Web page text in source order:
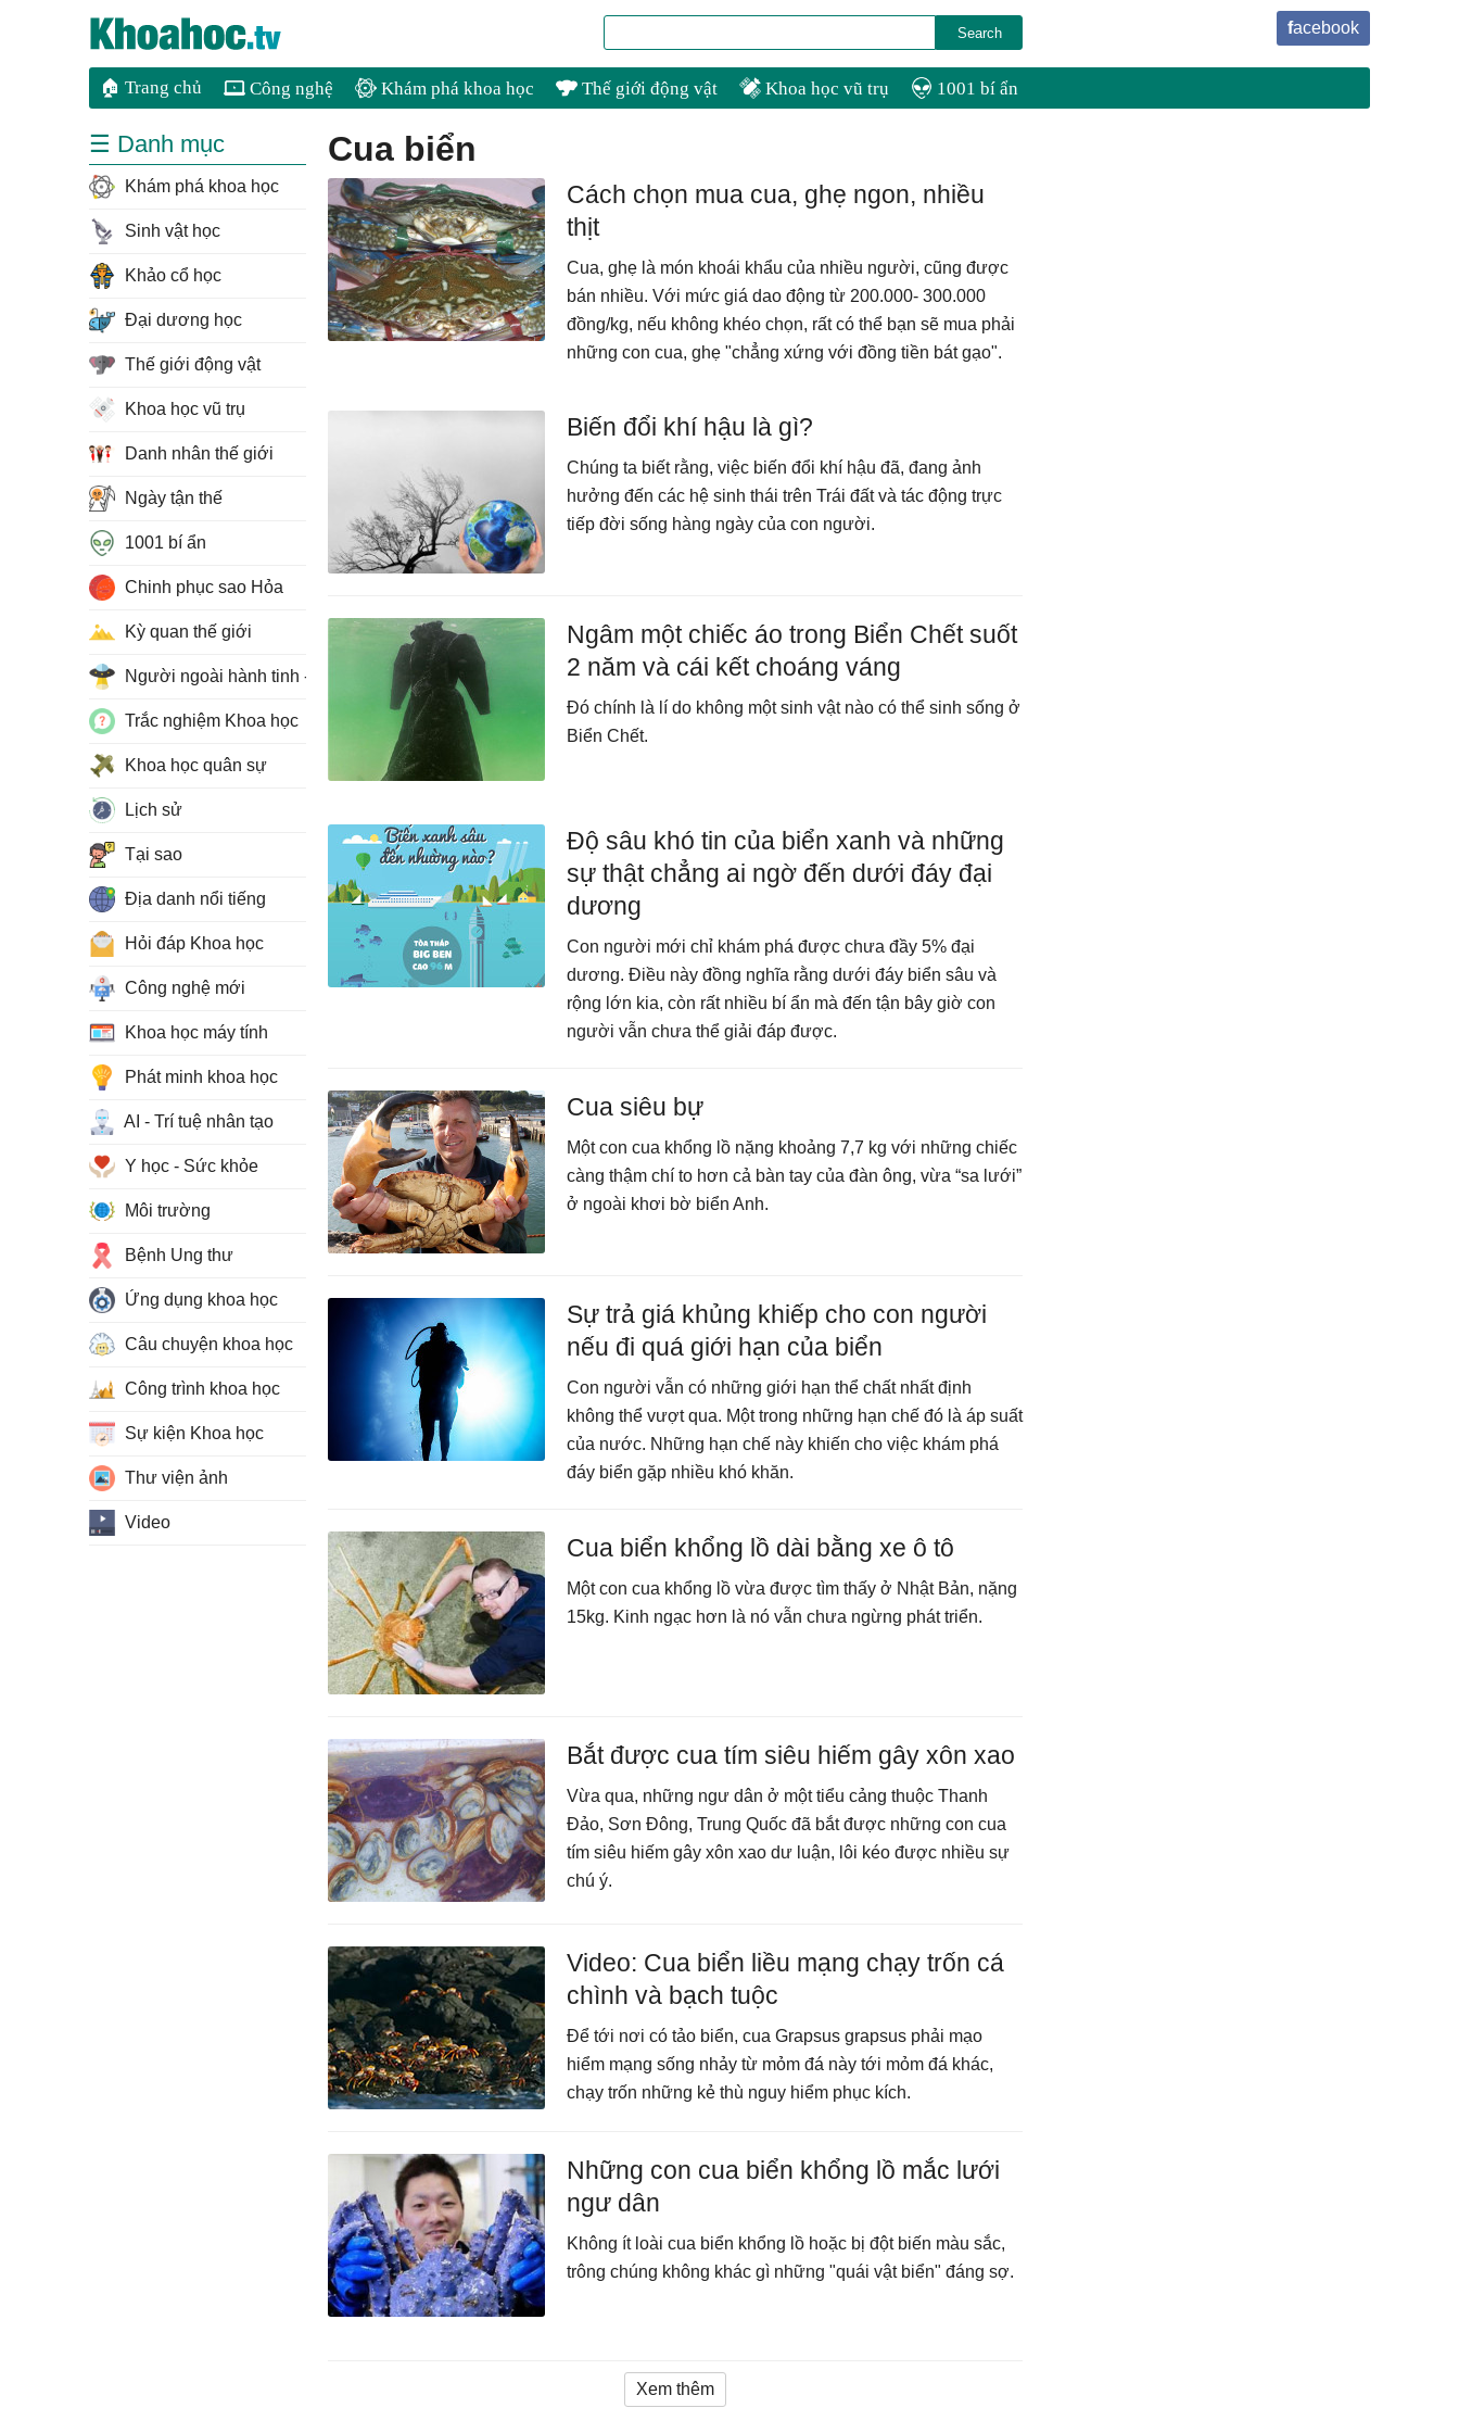
facebook
🏠 Trang chủ Công nghệ Khám phá khoa học Thế giới động vật Khoa học vũ trụ 1001 bí ẩn
cua biển
Cách chọn mua cua, ghẹ ngon, nhiều
thịt
Cua, ghẹ là món khoái khẩu của nhiều người, cũng được
bán nhiều. Với mức giá dao động từ 200.000- 300.000
đồng/kg, nếu không khéo chọn, rất có thể bạn sẽ mua phải
những con cua, ghẹ "chẳng xứng với đồng tiền bát gạo".
Biến đổi khí hậu là gì?
Chúng ta biết rằng, việc biến đổi khí hậu đã, đang ảnh
hưởng đến các hệ sinh thái trên Trái đất và tác động trực
tiếp đời sống hàng ngày của con người.
Ngâm một chiếc áo trong Biển Chết suốt
2 năm và cái kết choáng váng
Đó chính là lí do không một sinh vật nào có thể sinh sống ở
Biển Chết.
Độ sâu khó tin của biển xanh và những
sự thật chẳng ai ngờ đến dưới đáy đại
dương
Con người mới chỉ khám phá được chưa đầy 5% đại
dương. Điều này đồng nghĩa rằng dưới đáy biển sâu và
rộng lớn kia, còn rất nhiều bí ẩn mà đến tận bây giờ con
người vẫn chưa thể giải đáp được.
Cua siêu bự
Một con cua khổng lồ nặng khoảng 7,7 kg với những chiếc
càng thậm chí to hơn cả bàn tay của đàn ông, vừa “sa lưới”
ở ngoài khơi bờ biển Anh.
Sự trả giá khủng khiếp cho con người
nếu đi quá giới hạn của biển
Con người vẫn có những giới hạn thể chất nhất định
không thể vượt qua. Một trong những hạn chế đó là áp suất
của nước. Những hạn chế này khiến cho việc khám phá
đáy biển gặp nhiều khó khăn.
Cua biển khổng lồ dài bằng xe ô tô
Một con cua khổng lồ vừa được tìm thấy ở Nhật Bản, nặng
15kg. Kinh ngạc hơn là nó vẫn chưa ngừng phát triển.
Bắt được cua tím siêu hiếm gây xôn xao
Vừa qua, những ngư dân ở một tiểu cảng thuộc Thanh
Đảo, Sơn Đông, Trung Quốc đã bắt được những con cua
tím siêu hiếm gây xôn xao dư luận, lôi kéo được nhiều sự
chú ý.
Video: Cua biển liều mạng chạy trốn cá
chình và bạch tuộc
Để tới nơi có tảo biển, cua Grapsus grapsus phải mạo
hiểm mạng sống nhảy từ mỏm đá này tới mỏm đá khác,
chạy trốn những kẻ thù nguy hiểm phục kích.
Những con cua biển khổng lồ mắc lưới
ngư dân
Không ít loài cua biển khổng lồ hoặc bị đột biến màu sắc,
trông chúng không khác gì những "quái vật biển" đáng sợ.
Xem thêm
☰ Danh mục
Khám phá khoa học
Sinh vật học
Khảo cổ học
Đại dương học
Thế giới động vật
Khoa học vũ trụ
Danh nhân thế giới
Ngày tận thế
1001 bí ẩn
Chinh phục sao Hỏa
Kỳ quan thế giới
Người ngoài hành tinh - UFO
Trắc nghiệm Khoa học
Khoa học quân sự
Lịch sử
Tại sao
Địa danh nổi tiếng
Hỏi đáp Khoa học
Công nghệ mới
Khoa học máy tính
Phát minh khoa học
AI - Trí tuệ nhân tạo
Y học - Sức khỏe
Môi trường
Bệnh Ung thư
Ứng dụng khoa học
Câu chuyện khoa học
Công trình khoa học
Sự kiện Khoa học
Thư viện ảnh
Video